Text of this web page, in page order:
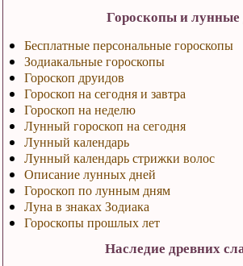
Гороскопы и
Бесплатные персональные гороскопы
Зодиакальные гороскопы
Гороскоп друидов
Гороскоп на сегодня и завтра
Гороскоп на неделю
Лунный гороскоп на сегодня
Лунный календарь
Лунный календарь стрижки волос
Описание лунных дней
Гороскоп по лунным дням
Луна в знаках Зодиака
Гороскопы прошлых лет
Наследие древних